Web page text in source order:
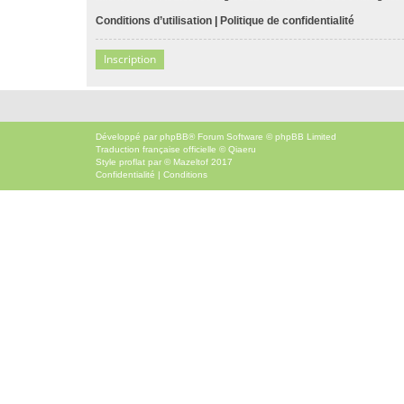
Conditions d’utilisation | Politique de confidentialité
Inscription
Développé par phpBB® Forum Software © phpBB Limited
Traduction française officielle ©Qiaeru
Style proflat par © Mazeltof 2017
Confidentialité | Conditions